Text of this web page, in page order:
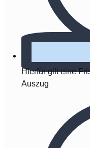
Hierfür gilt eine
Auszug